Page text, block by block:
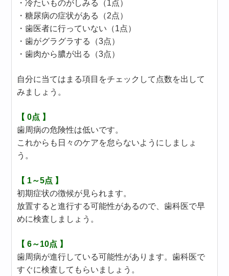
・冷たいものがしみる（1点）
・糖尿病の症状がある（2点）
・歯医者に行っていない（1点）
・歯がグラグラする（3点）
・歯肉から膿が出る（3点）
自分に当てはまる項目をチェックして点数を出して
みましょう。
【 0点 】
歯周病の危険性は低いです。
これからも日々のケアを怠らないようにしましょ
う。
【 1～5点 】
初期症状の徴候が見られます。
放置すると進行する可能性があるので、歯科医で早
めに検査しましょう。
【 6～10点 】
歯周病が進行している可能性があります。歯科医で
すぐに検査してもらいましょう。